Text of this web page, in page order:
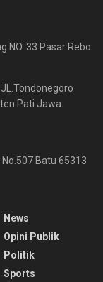
NO. 33 Pasar Rebo
JL.Tondonegoro
Pati Jawa
Batu 65313
News
Opini Publik
Politik
Sports